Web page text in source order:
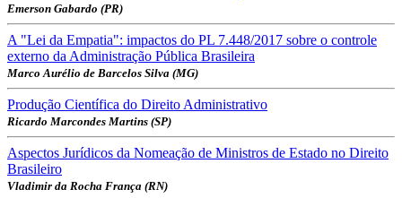
Emerson Gabardo (PR)
A "Lei da Empatia": impactos do PL 7.448/2017 sobre o controle
externo da Administração Pública Brasileira
Marco Aurélio de Barcelos Silva (MG)
Produção Científica do Direito Administrativo
Ricardo Marcondes Martins (SP)
Aspectos Jurídicos da Nomeação de Ministros de Estado no Direito
Brasileiro
Vladimir da Rocha França (RN)